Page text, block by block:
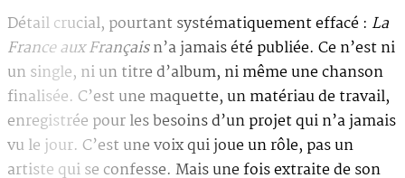
Détail crucial, pourtant systématiquement effacé : La
France aux Françaisn’a jamais été publiée. Ce n’est ni
un single, ni un titre d’album, ni même une chanson
finalisée. C’est une maquette, un matériau de travail,
enregistrée pour les besoins d’un projet qui n’a jamais
vu le jour. C’est une voix qui joue un rôle, pas un
artiste qui se confesse. Mais une fois extraite de son